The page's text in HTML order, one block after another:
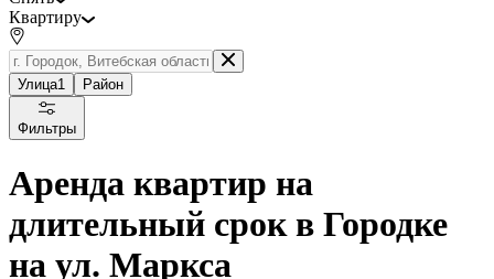
Квартиру
Улица1 Район
Фильтры
Аренда квартир на
длительный срок в Городке
на ул. Маркса